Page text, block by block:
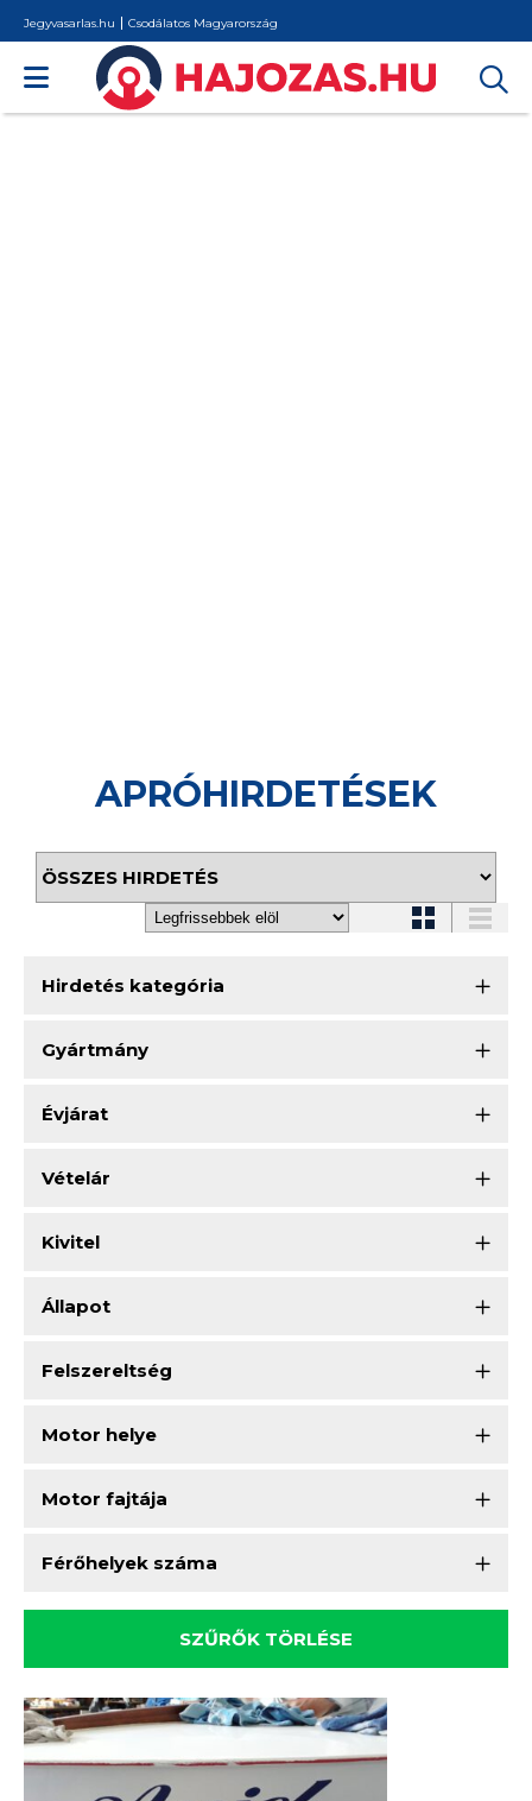
Jegyvasarlas.hu Csodálatos Magyarország
APRÓHIRDETÉSEK
Hirdetés kategória
Gyártmány
Évjárat
Vételár
Kivitel
Állapot
Felszereltség
Motor helye
Motor fajtája
Férőhelyek száma